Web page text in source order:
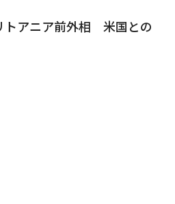
トアニア前外相 米国との